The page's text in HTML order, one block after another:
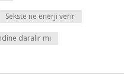
Sekste ne enerji verir
daralır mı